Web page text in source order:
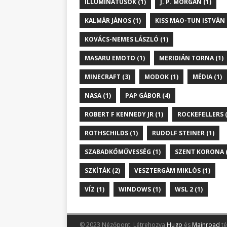
KALMÁR JÁNOS (1) KISS MAO-TUN ISTVÁN
KOVÁCS-NEMES LÁSZLÓ (1)
MASARU EMOTO (1) MERIDIÁN TORNA (1)
MINECRAFT (3) MODOK (1) MÉDIA (1)
NASA (1) PAP GÁBOR (4)
ROBERT F KENNEDY JR (1) ROCKEFELLERS
ROTHSCHILDS (1) RUDOLF STEINER (1)
SZABADKŐMŰVESSÉG (1) SZENT KORONA
SZKÍTÁK (2) VESZTERGÁM MIKLÓS (1)
VÍZ (1) WINDOWS (1) WSL 2 (1)
© 2023 Nézőpont. Létrehozva Hugo és Mainroad